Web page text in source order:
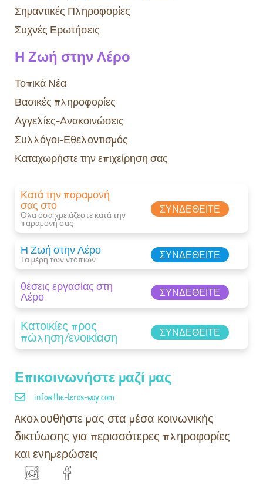
Επικοινωνήστε μαζί μας
info@the-leros-way.com
Aκολουθήστε μας στα μέσα κοινωνικής
δικτύωσης για περισσότερες πληροφορίες
και ενημερώσεις
Σημαντικές Πληροφορίες
Συχνές Ερωτήσεις
Η Ζωή στην Λέρο
Τοπικά Νέα
Βασικές πληροφορίες
Αγγελίες-Ανακοινώσεις
Συλλόγοι-Εθελοντισμός
Καταχωρήστε την επιχείρηση σας
Κατά την παραμονή
σας στο
Όλα όσα χρειάζεστε κατά την
παραμονή σας​
ΣΥΝΔΕΘΕΊΤΕ
Η Ζωή στην Λέρο
Τα μέρη των ντόπιων ΣΥΝΔΕΘΕΊΤΕ
θέσεις εργασίας στη
Λέρο ΣΥΝΔΕΘΕΊΤΕ
Κατοικίες προς
πώληση/ενοικίαση ΣΥΝΔΕΘΕΊΤΕ